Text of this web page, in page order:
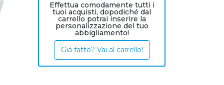
Effettua comodamente tutti i
tuoi acquisti, dopodiché dal
carrello potrai inserire la
personalizzazione del tuo
abbigliamento!
Già fatto? Vai al carrello!